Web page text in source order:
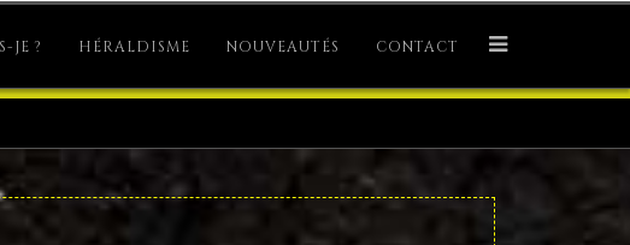
JE ? HÉRALDISME NOUVEAUTÉS CONTACT